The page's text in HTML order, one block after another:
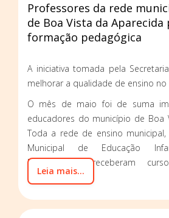
Professores da rede
de Boa Vista da
formação pedagógica
A iniciativa tomada pela
melhorar a qualidade de ensino no
O mês de maio foi de suma
educadores do município de Boa
Toda a rede de ensino municipal,
Municipal de Educação
Fundamental, receberam
pedagógica.
Leia mais...